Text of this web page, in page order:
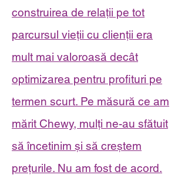
construirea de relații pe tot
parcursul vieții cu clienții era
mult mai valoroasă decât
optimizarea pentru profituri pe
termen scurt. Pe măsură ce am
mărit Chewy, mulți ne-au sfătuit
să încetinim și să creștem
prețurile. Nu am fost de acord.